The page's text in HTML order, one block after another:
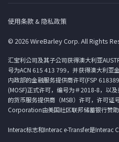
使用条款 & 隐私政策
© 2026 WireBarley Corp. All Rights
汇宝利公司及其子公司获得澳大利亚
号为ACN 615 413 799，并获得澳大利亚
内政部的金融服务提供商许可(FSP
(MOSF)正式许可，编号为＃2018-8，以及
的货币服务提供商（MSB）许可，许可
Corporation由美国社区联邦储蓄银行赞助
Interac标志和Interac e-Transfer是Interac